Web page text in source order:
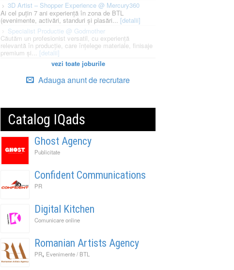
3D Artist – Shopper Experience @ Mercury360
Ai cel puțin 7 ani experiență în zona de BTL
(evenimente, activări, standuri și plasări... [detalii]
Specialist Productie @ Godmother
Căutăm un profesionist versatil, cu experiență
relevantă în producție, care înțelege materiale, finisaje
premium și... [detalii]
vezi toate joburile
Adauga anunt de recrutare
Catalog IQads
Ghost Agency
Publicitate
Confident Communications
PR
Digital Kitchen
Comunicare online
Romanian Artists Agency
PR, Evenimente / BTL